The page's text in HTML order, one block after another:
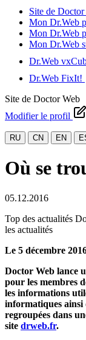
Site de
Mon Dr.Web
Mon Dr.Web
Mon Dr.Web
Dr.Web
Dr.Web FixIt!
Site de Doctor Web
Modifier le profil
RU CN EN
Où se
05.12.2016
Top des actualités
les actualités
Le 5 décembre
Doctor Web lance
pour les membres
les informations
informatiques ainsi
regroupées dans
site drweb.fr.